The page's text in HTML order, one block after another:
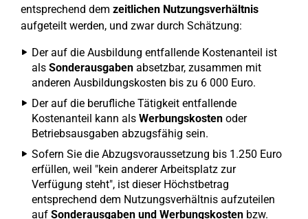
entsprechend dem zeitlichen Nutzungsverhältnis
aufgeteilt werden, und zwar durch Schätzung:
Der auf die Ausbildung entfallende Kostenanteil ist
als Sonderausgaben absetzbar, zusammen mit
anderen Ausbildungskosten bis zu 6 000 Euro.
Der auf die berufliche Tätigkeit entfallende
Kostenanteil kann als Werbungskosten oder
Betriebsausgaben abzugsfähig sein.
Sofern Sie die Abzugsvoraussetzung bis 1.250 Euro
erfüllen, weil "kein anderer Arbeitsplatz zur
Verfügung steht", ist dieser Höchstbetrag
entsprechend dem Nutzungsverhältnis aufzuteilen
auf Sonderausgaben und Werbungskosten bzw.